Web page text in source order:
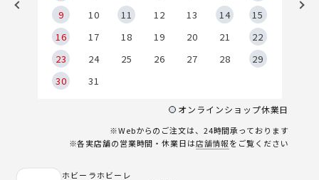
9
10 11 12 13 14
15
16
17 18 19 20 21
22
23
24 25 26 27 28
29
30
31
オンラインショップ休業日
※Webからのご注文は、24時間承っております
※各実店舗の営業時間・休業日は店舗情報をご覧ください
ホビーラホビーレ